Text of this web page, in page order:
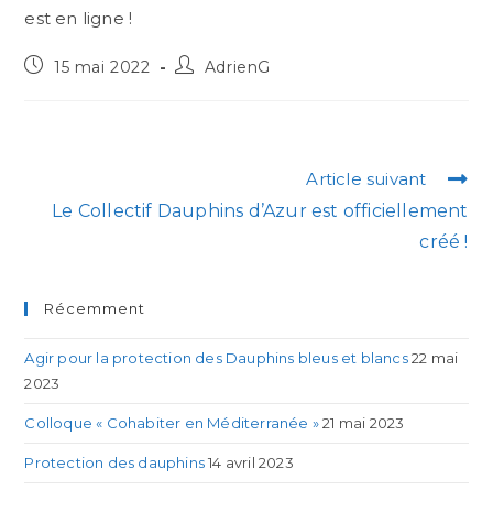
est en ligne !
15 mai 2022 AdrienG
Article suivant
Le Collectif Dauphins d’Azur est officiellement
créé !
Récemment
Agir pour la protection des Dauphins bleus et blancs 22 mai
2023
Colloque « Cohabiter en Méditerranée » 21 mai 2023
Protection des dauphins 14 avril 2023